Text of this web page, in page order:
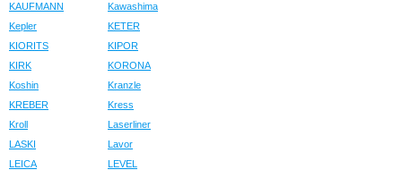
KAUFMANN
Kawashima
Kepler
KETER
KIORITS
KIPOR
KIRK
KORONA
Koshin
Kranzle
KREBER
Kress
Kroll
Laserliner
LASKI
Lavor
LEICA
LEVEL